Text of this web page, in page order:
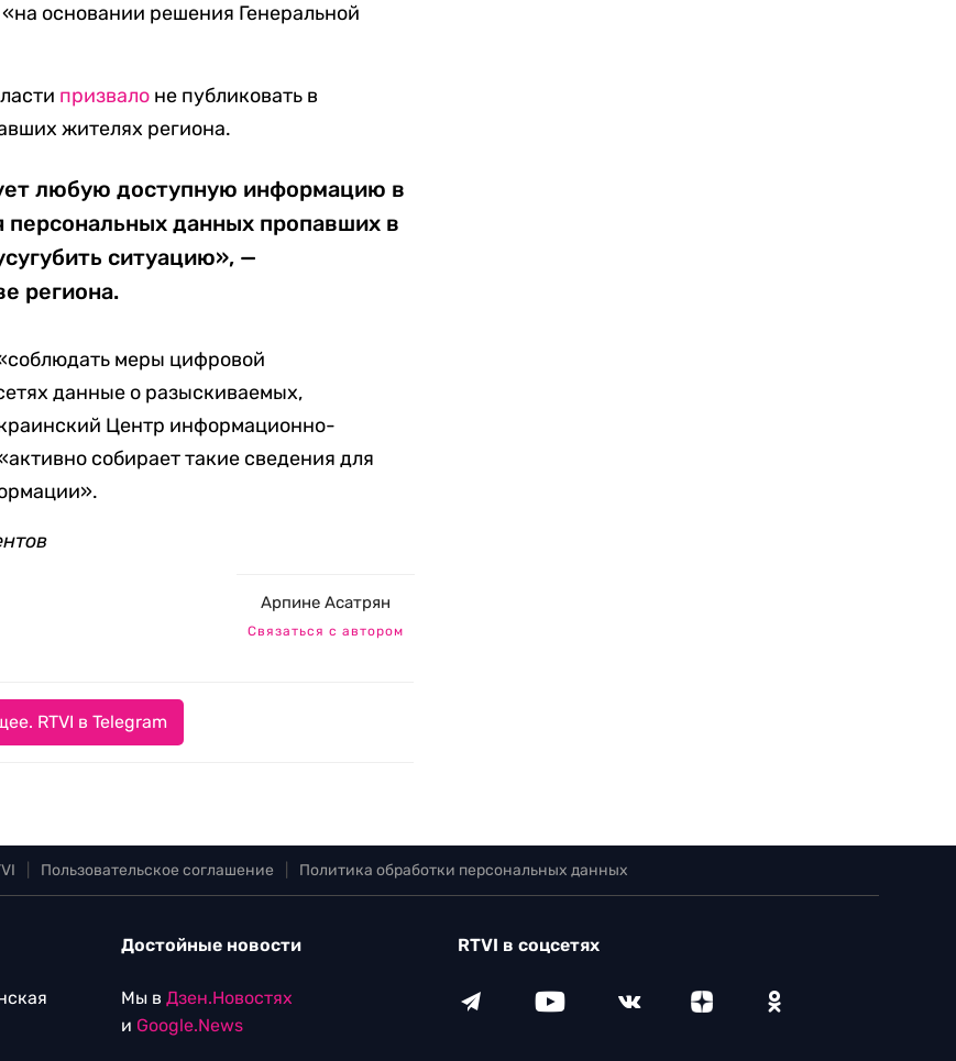
основании решения Генеральной
призвало не публиковать в
жителях региона.
любую доступную информацию в
данных пропавших в
ситуацию», —
региона.
меры цифровой
данные о разыскиваемых,
Центр информационно-
собирает такие сведения для
Арпине Асатрян
Связаться с автором
RTVI в Telegram
Пользовательское соглашение Политика обработки персональных данных
Достойные новости
Мы в Дзен.Новостях
и Google.News
RTVI в соцсетях